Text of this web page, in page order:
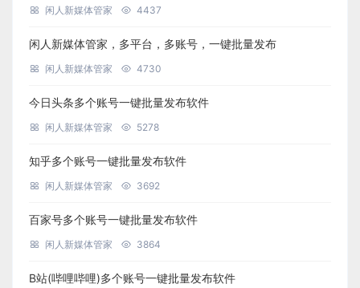
闲人新媒体管家 4437
闲人新媒体管家，多平台，多账号，一键批量发布
闲人新媒体管家 4730
今日头条多个账号一键批量发布软件
闲人新媒体管家 5278
知乎多个账号一键批量发布软件
闲人新媒体管家 3692
百家号多个账号一键批量发布软件
闲人新媒体管家 3864
B站(哔哩哔哩)多个账号一键批量发布软件